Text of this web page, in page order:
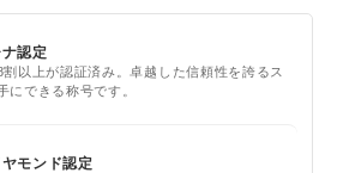
認定
割以上が認証済み。卓越した信頼性を誇るス
にできる称号です。
モンド認定